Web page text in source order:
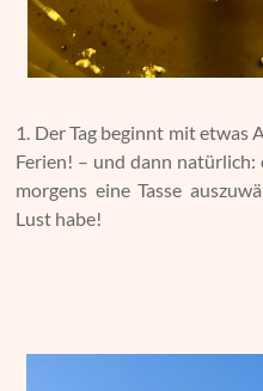
1. Der Tag beginnt mit etwas
Ferien! – und dann natürlich:
morgens eine Tasse
Lust habe!